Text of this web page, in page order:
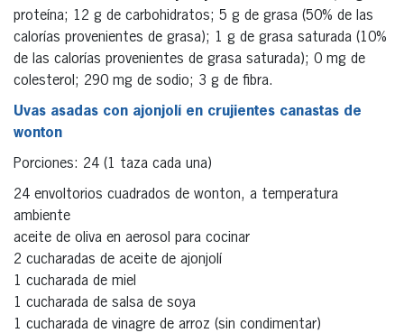
proteína; 12 g de carbohidratos; 5 g de grasa (50% de las
calorías provenientes de grasa); 1 g de grasa saturada (10%
de las calorías provenientes de grasa saturada); 0 mg de
colesterol; 290 mg de sodio; 3 g de fibra.
Uvas asadas con ajonjolí en crujientes canastas de
wonton
Porciones: 24 (1 taza cada una)
24 envoltorios cuadrados de wonton, a temperatura
ambiente
aceite de oliva en aerosol para cocinar
2 cucharadas de aceite de ajonjolí
1 cucharada de miel
1 cucharada de salsa de soya
1 cucharada de vinagre de arroz (sin condimentar)